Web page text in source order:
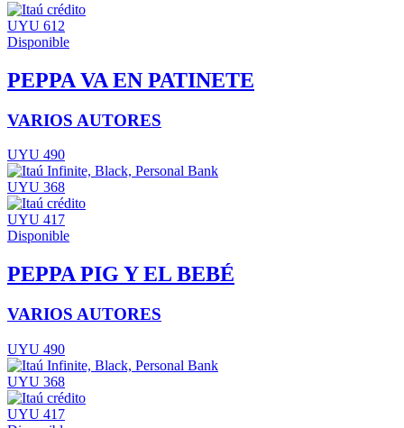
UYU 612
Disponible
PEPPA VA EN PATINETE
VARIOS AUTORES
UYU 490
UYU 368
UYU 417
Disponible
PEPPA PIG Y EL BEBÉ
VARIOS AUTORES
UYU 490
UYU 368
UYU 417